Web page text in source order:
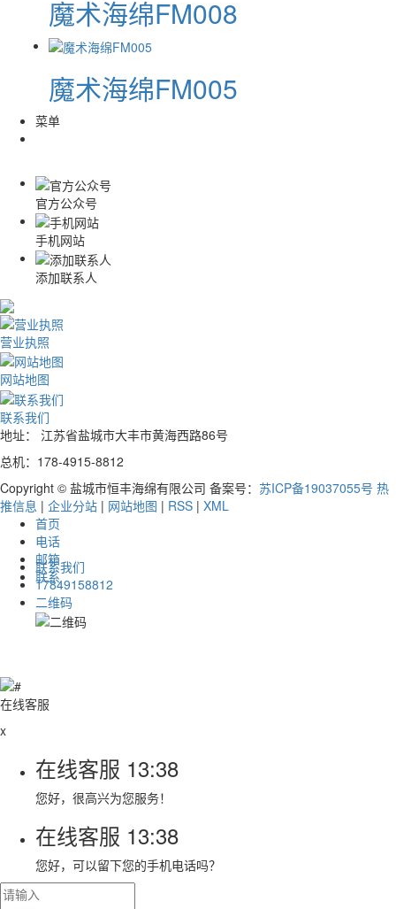
魔术海绵FM008
魔术海绵FM005
菜单
官方公众号
手机网站
添加联系人
营业执照
网站地图
联系我们
地址： 江苏省盐城市大丰市黄海西路86号
总机：178-4915-8812
Copyright © 盐城市恒丰海绵有限公司 备案号： 苏ICP备19037055号 热
推信息 | 企业分站 | 网站地图 | RSS | XML
首页
电话
邮箱
联系
联系我们
17849158812
二维码
在线客服
x
在线客服 13:38
您好，很高兴为您服务！
在线客服 13:38
您好，可以留下您的手机电话吗？